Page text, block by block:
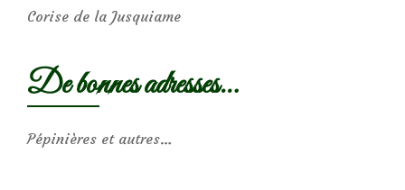
Corise de la Jusquiame
De bonnes adresses…
Pépinières et autres…